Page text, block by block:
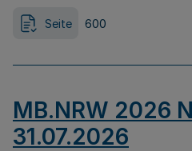
Seite 600
MB.NRW 2026
31.07.2026